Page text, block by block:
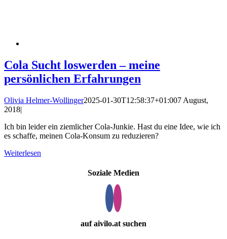
Cola Sucht loswerden – meine
persönlichen Erfahrungen
Olivia Helmer-Wollinger2025-01-30T12:58:37+01:007 August,
2018|
Ich bin leider ein ziemlicher Cola-Junkie. Hast du eine Idee, wie ich
es schaffe, meinen Cola-Konsum zu reduzieren?
Weiterlesen
Soziale Medien
auf aivilo.at suchen